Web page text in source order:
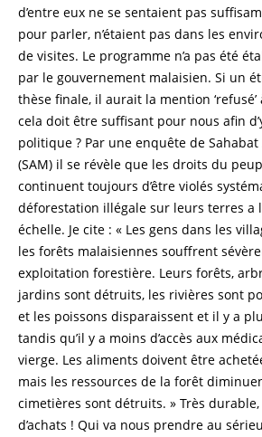
d’entre eux ne se sentaient pas
pour parler, n’étaient pas dans les
de visites. Le programme n’a pas été
par le gouvernement malaisien. Si un
thèse finale, il aurait la mention
cela doit être suffisant pour nous afin
politique ? Par une enquête de Sahabat
(SAM) il se révèle que les droits du
continuent toujours d’être violés
déforestation illégale sur leurs terres a
échelle. Je cite : « Les gens dans les
les forêts malaisiennes souffrent
exploitation forestière. Leurs forêts,
jardins sont détruits, les rivières sont
et les poissons disparaissent et il y a
tandis qu’il y a moins d’accès aux
vierge. Les aliments doivent être
mais les ressources de la forêt
cimetières sont détruits. » Très
d’achats ! Qui va nous prendre au